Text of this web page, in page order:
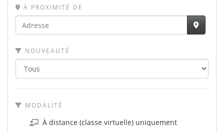
À PROXIMITÉ DE
NOUVEAUTÉ
MODALITÉ
À distance (classe virtuelle) uniquement